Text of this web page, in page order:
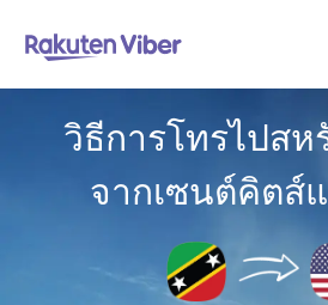
วิธีการโทรไปสห
จากเซนต์คิตส์